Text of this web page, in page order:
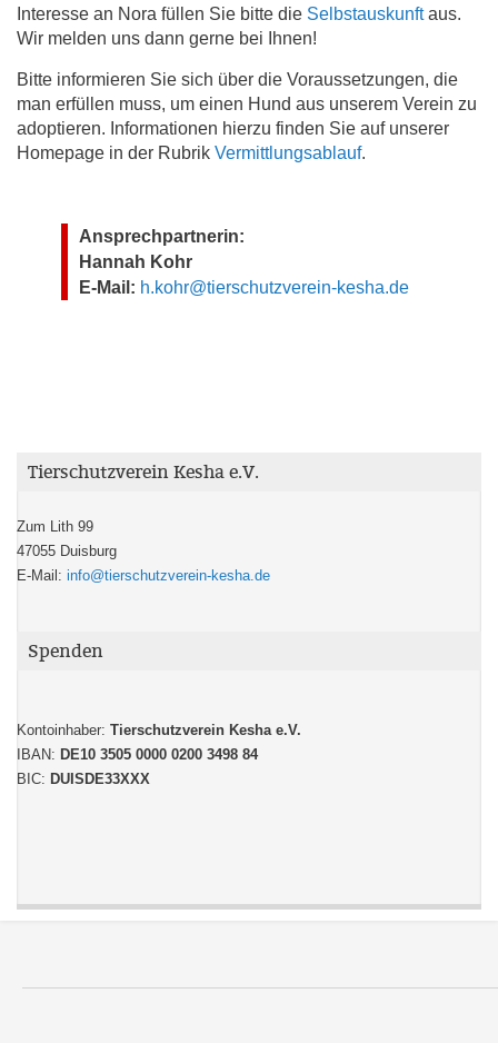
Interesse an Nora füllen Sie bitte die Selbstauskunftaus.
Wir melden uns dann gerne bei Ihnen!
Bitte informieren Sie sich über die Voraussetzungen, die
man erfüllen muss, um einen Hund aus unserem Verein zu
adoptieren. Informationen hierzu finden Sie auf unserer
Homepage in der Rubrik Vermittlungsablauf.
Ansprechpartnerin:
Hannah Kohr
E-Mail: h.kohr@tierschutzverein-kesha.de
Tierschutzverein Kesha e.V.
Zum Lith 99
47055 Duisburg
E-Mail: info@tierschutzverein-kesha.de
Spenden
Kontoinhaber: Tierschutzverein Kesha e.V.
IBAN: DE10 3505 0000 0200 3498 84
BIC: DUISDE33XXX